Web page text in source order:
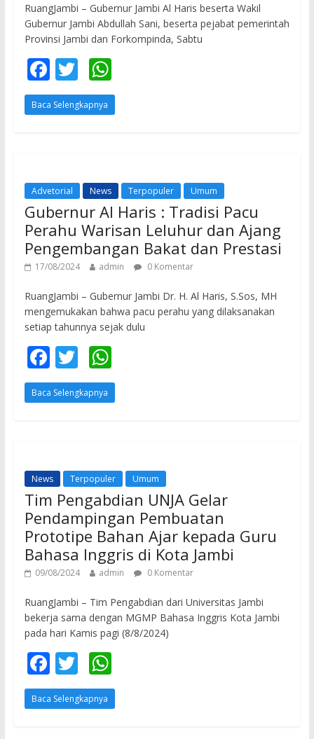
RuangJambi – Gubernur Jambi Al Haris beserta Wakil
Gubernur Jambi Abdullah Sani, beserta pejabat pemerintah
Provinsi Jambi dan Forkompinda, Sabtu
F
ac
e
o
k
T
w
itt
W
h
at
p
p
Baca Selengkapnya
Advetorial News Terpopuler Umum
Gubernur Al Haris : Tradisi Pacu
Perahu Warisan Leluhur dan Ajang
Pengembangan Bakat dan Prestasi
17/08/2024 admin 0 Komentar
RuangJambi – Gubernur Jambi Dr. H. Al Haris, S.Sos, MH
mengemukakan bahwa pacu perahu yang dilaksanakan
setiap tahunnya sejak dulu
F
ac
e
o
k
T
w
itt
W
h
at
p
p
Baca Selengkapnya
News Terpopuler Umum
Tim Pengabdian UNJA Gelar
Pendampingan Pembuatan
Prototipe Bahan Ajar kepada Guru
Bahasa Inggris di Kota Jambi
09/08/2024 admin 0 Komentar
RuangJambi – Tim Pengabdian dari Universitas Jambi
bekerja sama dengan MGMP Bahasa Inggris Kota Jambi
pada hari Kamis pagi (8/8/2024)
F
ac
e
T
w
itt
W
h
at
Baca Selengkapnya